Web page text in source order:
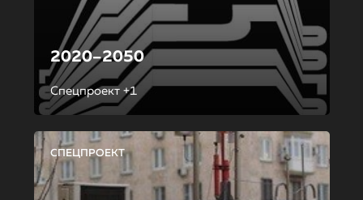
2020–2050
Спецпроект +1
СПЕЦПРОЕКТ